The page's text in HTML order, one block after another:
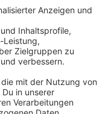
will er mit dem
das über das
erinnert an
er es auch
wenn es um Papa